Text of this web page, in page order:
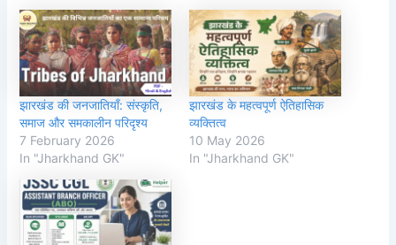
झारखंड की जनजातियाँ: संस्कृति,
समाज और समकालीन परिदृश्य
7 February 2026
In "Jharkhand GK"
झारखंड के महत्वपूर्ण ऐतिहासिक
व्यक्तित्व
10 May 2026
In "Jharkhand GK"